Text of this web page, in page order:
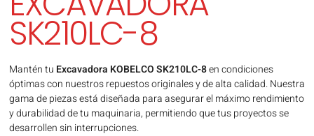
SK210LC-8
Mantén tu Excavadora KOBELCO SK210LC-8en condiciones
óptimas con nuestros repuestos originales y de alta calidad. Nuestra
gama de piezas está diseñada para asegurar el máximo rendimiento
y durabilidad de tu maquinaria, permitiendo que tus proyectos se
desarrollen sin interrupciones.